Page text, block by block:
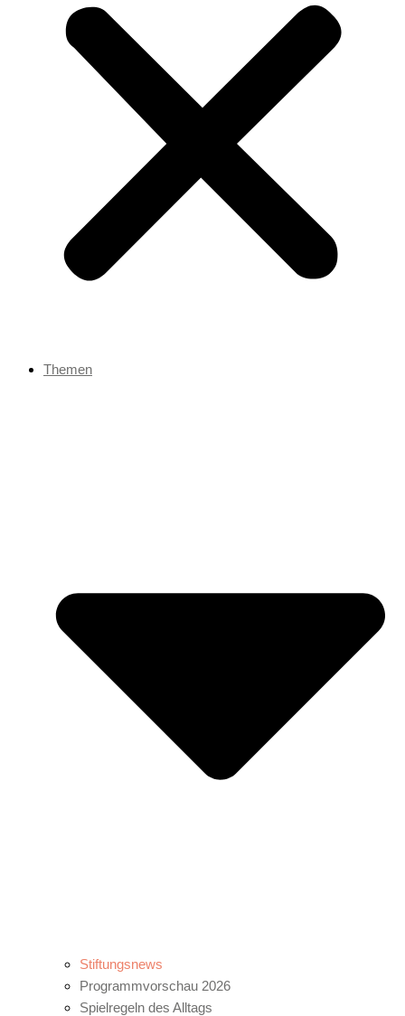
Themen
Stiftungsnews
Programmvorschau 2026
Spielregeln des Alltags